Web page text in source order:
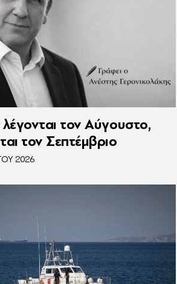
τον Αύγουστο,
τον Σεπτέμβριο
2026